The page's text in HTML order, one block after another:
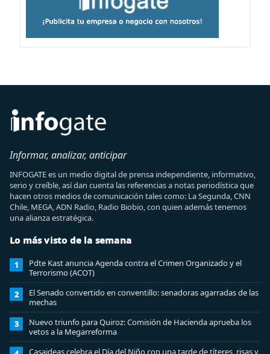
Informar, analizar, anticipar
INFOGATE es un medio digital de prensa independiente, informativo,
serio y creíble, así dan cuenta las referencias a notas periodística que
hacen otros medios de comunicación tales como: La Segunda, CNN
Chile, MEGA, ADN Radio, Radio Biobio, con quien además tenemos
una alianza estratégica.
Lo más visto de la semana
1
Pdte Kast anuncia Agenda contra el Crimen Organizado y el
Terrorismo (ACOT)
2
El Senado convertido en conventillo: senadoras agarradas de las
mechas
3
Nuevo triunfo para Quiroz: Comisión de Hacienda aprueba los
vetos a la Megarreforma
Casaideas celebra el Día del Niño con una tarde de títeres, risas y